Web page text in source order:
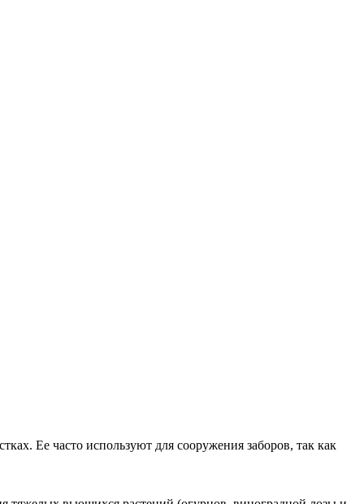
Ее часто используют для сооружения заборов, так как